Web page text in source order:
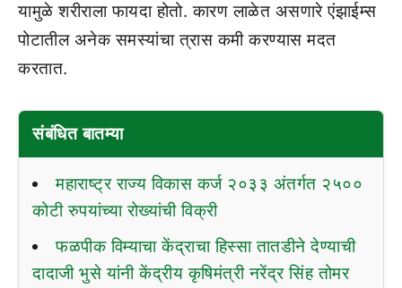
यामुळे शरीराला फायदा होतो. कारण लाळेत असणारे एंझाईम्स
पोटातील अनेक समस्यांचा त्रास कमी करण्यास मदत
करतात.
संबंधित बातम्या
महाराष्ट्र राज्य विकास कर्ज २०३३ अंतर्गत २५००
कोटी रुपयांच्या रोख्यांची विक्री
फळपीक विम्याचा केंद्राचा हिस्सा तातडीने देण्याची
दादाजी भुसे यांनी केंद्रीय कृषिमंत्री नरेंद्र सिंह तोमर